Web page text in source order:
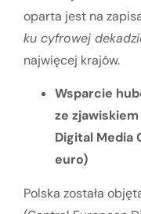
oparta jest na
ku cyfrowej
najwięcej krajów.
Wsparcie
ze
Digital Media
euro)
Polska została